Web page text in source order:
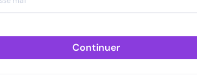
Continuer